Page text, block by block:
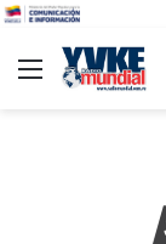
Menu